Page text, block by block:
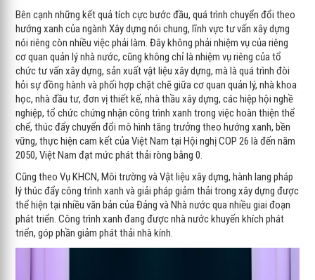
Bên cạnh những kết quả tích cực bước đầu, quá trình chuyển đổi theo
hướng xanh của ngành Xây dựng nói chung, lĩnh vực tư vấn xây dựng
nói riêng còn nhiều việc phải làm. Đây không phải nhiệm vụ của riêng
cơ quan quản lý nhà nước, cũng không chỉ là nhiệm vụ riêng của tổ
chức tư vấn xây dựng, sản xuất vật liệu xây dựng, mà là quá trình đòi
hỏi sự đồng hành và phối hợp chặt chẽ giữa cơ quan quản lý, nhà khoa
học, nhà đầu tư, đơn vị thiết kế, nhà thầu xây dựng, các hiệp hội nghề
nghiệp, tổ chức chứng nhận công trình xanh trong việc hoàn thiện thể
chế, thúc đẩy chuyển đổi mô hình tăng trưởng theo hướng xanh, bền
vững, thực hiện cam kết của Việt Nam tại Hội nghị COP 26 là đến năm
2050, Việt Nam đạt mức phát thải ròng bằng 0.
Cũng theo Vụ KHCN, Môi trường và Vật liệu xây dựng, hành lang pháp
lý thúc đẩy công trình xanh và giải pháp giảm thải trong xây dựng được
thể hiện tại nhiều văn bản của Đảng và Nhà nước qua nhiều giai đoạn
phát triển. Công trình xanh đang được nhà nước khuyến khích phát
triển, góp phần giảm phát thải nhà kính.